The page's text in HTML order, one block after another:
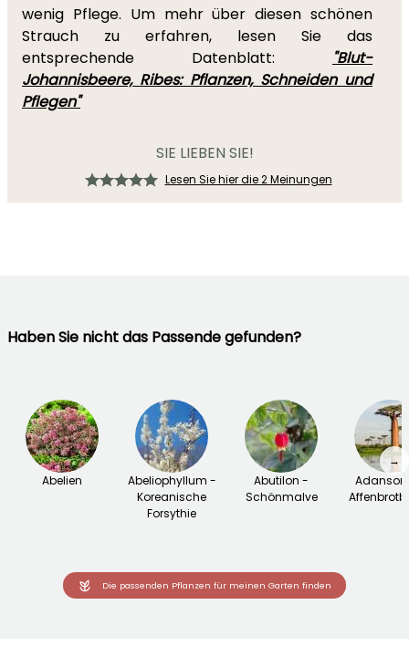
wenig Pflege. Um mehr über diesen schönen
Strauch zu erfahren, lesen Sie das
entsprechende Datenblatt:
"Blut-
Johannisbeere, Ribes: Pflanzen, Schneiden und
Pflegen"
SIE LIEBEN SIE!
Lesen Sie hier die 2 Meinungen
Haben Sie nicht das Passende gefunden?
Abelien
Abeliophyllum -
Koreanische
Forsythie
Abutilon -
Schönmalve
→
Die passenden Pflanzen für meinen Garten finden